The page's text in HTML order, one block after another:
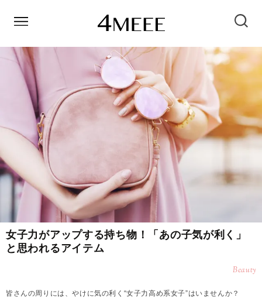
女子力がアップする持ち物！「あの子気が利く」
と思われるアイテム
Beauty
皆さんの周りには、やけに気の利く“女子力高め系女子”はいませんか？